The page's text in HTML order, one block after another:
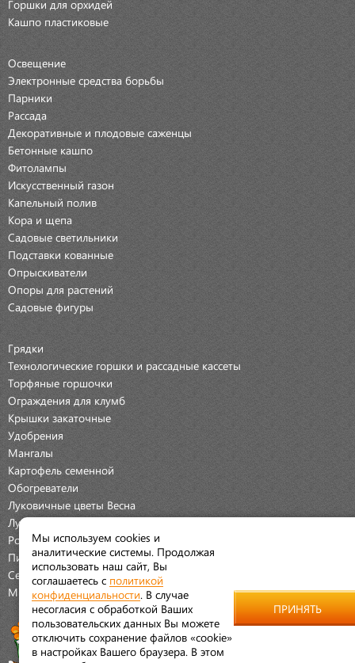
Горшки для орхидей
Кашпо пластиковые
Освещение
Электронные средства борьбы
Парники
Рассада
Декоративные и плодовые саженцы
Бетонные кашпо
Фитолампы
Искусственный газон
Капельный полив
Кора и щепа
Садовые светильники
Подставки кованные
Опрыскиватели
Опоры для растений
Садовые фигуры
Грядки
Технологические горшки и рассадные кассеты
Торфяные горшочки
Ограждения для клумб
Крышки закаточные
Удобрения
Мангалы
Картофель семенной
Обогреватели
Луковичные цветы Весна
Луковичные цветы Осень
Розы
Пионы
Семена Овощей
Мраморная крошка
Мы используем cookies и
аналитические системы. Продолжая
использовать наш сайт, Вы
соглашаетесь с политикой
конфиденциальности . В случае
несогласия с обработкой Ваших
пользовательских данных Вы можете
отключить сохранение файлов «cookie»
в настройках Вашего браузера. В этом
ПРИНЯТЬ